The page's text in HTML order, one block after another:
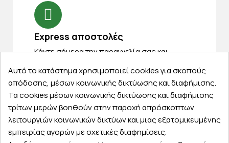
Express αποστολές
Κάντε σήμερα την παραγγελία σας και
Εξυπηρέτηση πελατών
Αυτό το κατάστημα χρησιμοποιεί cookies για σκοπούς
απόδοσης, μέσων κοινωνικής δικτύωσης και διαφήμισης.
Τα cookies μέσων κοινωνικής δικτύωσης και διαφήμισης
τρίτων μερών βοηθούν στην παροχή απρόσκοπτων
λειτουργιών κοινωνικών δικτύων και μιας εξατομικευμένης
εμπειρίας αγορών με σχετικές διαφημίσεις.